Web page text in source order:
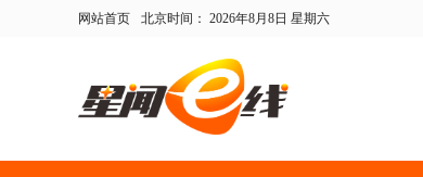
网站首页 北京时间： 2026年8月8日 星期六